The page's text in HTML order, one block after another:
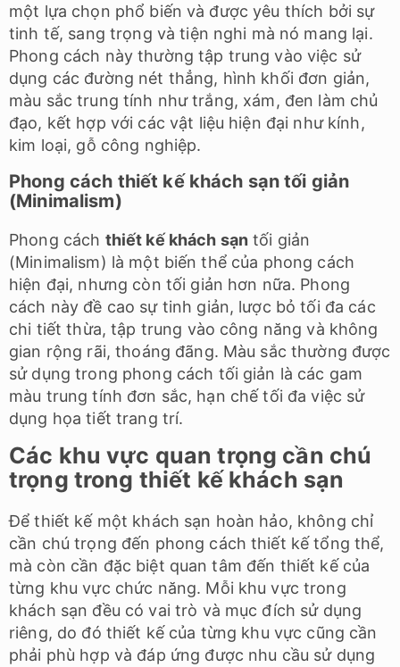
một lựa chọn phổ biến và được yêu thích bởi sự
tinh tế, sang trọng và tiện nghi mà nó mang lại.
Phong cách này thường tập trung vào việc sử
dụng các đường nét thẳng, hình khối đơn giản,
màu sắc trung tính như trắng, xám, đen làm chủ
đạo, kết hợp với các vật liệu hiện đại như kính,
kim loại, gỗ công nghiệp.
Phong cách thiết kế khách sạn tối giản
(Minimalism)
Phong cách thiết kế khách sạn tối giản
(Minimalism) là một biến thể của phong cách
hiện đại, nhưng còn tối giản hơn nữa. Phong
cách này đề cao sự tinh giản, lược bỏ tối đa các
chi tiết thừa, tập trung vào công năng và không
gian rộng rãi, thoáng đãng. Màu sắc thường được
sử dụng trong phong cách tối giản là các gam
màu trung tính đơn sắc, hạn chế tối đa việc sử
dụng họa tiết trang trí.
Các khu vực quan trọng cần chú
trọng trong thiết kế khách sạn
Để thiết kế một khách sạn hoàn hảo, không chỉ
cần chú trọng đến phong cách thiết kế tổng thể,
mà còn cần đặc biệt quan tâm đến thiết kế của
từng khu vực chức năng. Mỗi khu vực trong
khách sạn đều có vai trò và mục đích sử dụng
riêng, do đó thiết kế của từng khu vực cũng cần
phải phù hợp và đáp ứng được nhu cầu sử dụng